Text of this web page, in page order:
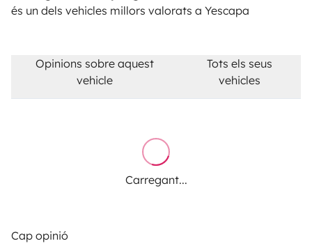
és un dels vehicles millors valorats a Yescapa
Opinions sobre aquest
vehicle
Tots els seus
vehicles
Carregant...
Cap opinió